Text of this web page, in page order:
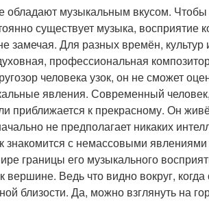
обладают музыкальным вкусом.
существует музыка, восприятие
замечая. Для разных времён,
профессиональная
человека узок, он не сможет
явления. Современный
приближается к прекрасному. Он
не предполагает никаких
знакомится с немассовыми
границы его музыкального
вершине. Ведь что видно вокруг,
близости. Да, можно взглянуть на